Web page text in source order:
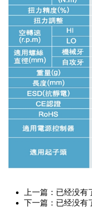
上一篇：已经没有
下一篇：已经没有